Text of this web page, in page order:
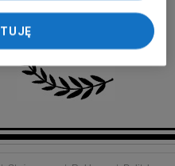
i koledzy z Grupy Radiowej Agory
dot. plików cookie,
zarządzania Twoimi
w stopce serwisu i
zaawansowane”.
możliwa jest także za